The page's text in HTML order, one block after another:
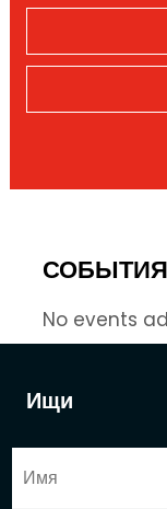
Ищи
СОБЫТИЯ
No events